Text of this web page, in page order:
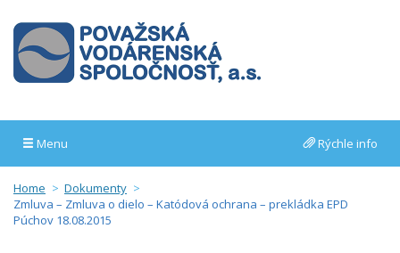
Menu Rýchle info
Home
Dokumenty
Zmluva – Zmluva o dielo – Katódová ochrana – prekládka EPD
Púchov 18.08.2015